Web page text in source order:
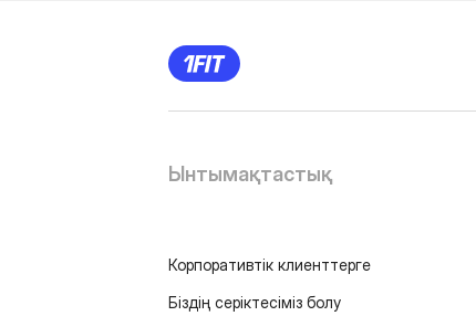
Ынтымақтастық
Корпоративтік клиенттерге
Біздің серіктесіміз болу